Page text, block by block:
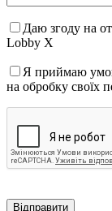
Даю згоду на
Lobby X
Я приймаю
на обробку своїх